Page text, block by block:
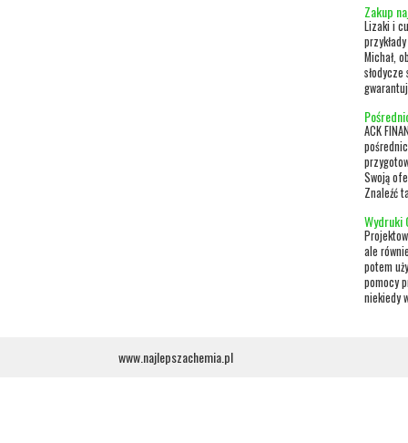
Zakup
Lizaki i
Michał,
ACK
Swoją
Znaleźć
Wydruki
ale
potem
pomocy
niekiedy
www.najlepszachemia.pl